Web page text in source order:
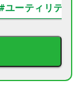
#ユーティリティ